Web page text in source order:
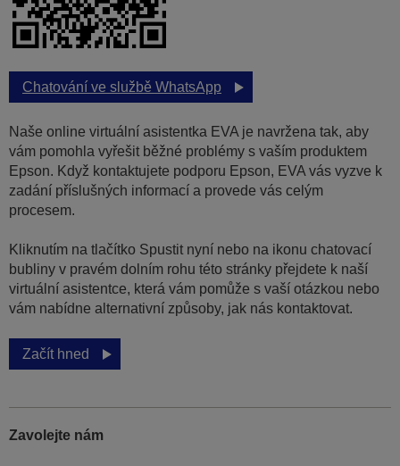
Chatování ve službě WhatsApp
Naše online virtuální asistentka EVA je navržena tak, aby
vám pomohla vyřešit běžné problémy s vaším produktem
Epson. Když kontaktujete podporu Epson, EVA vás vyzve k
zadání příslušných informací a provede vás celým
procesem.
Kliknutím na tlačítko Spustit nyní nebo na ikonu chatovací
bubliny v pravém dolním rohu této stránky přejdete k naší
virtuální asistentce, která vám pomůže s vaší otázkou nebo
vám nabídne alternativní způsoby, jak nás kontaktovat.
Začít hned
Zavolejte nám